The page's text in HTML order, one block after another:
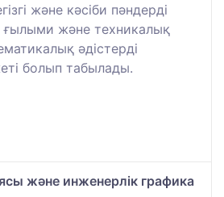
және кәсіби пәндерді
ғылыми және техникалық
әдістерді
болып табылады.
және инженерлік графика